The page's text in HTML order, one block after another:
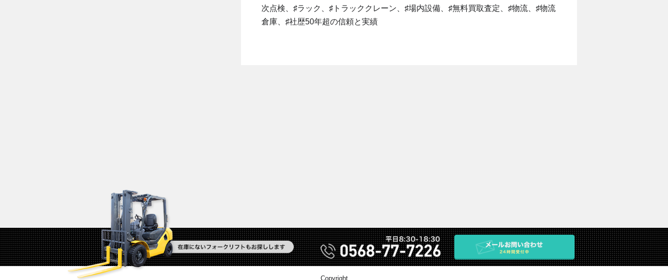
次点検、♯ラック、♯トラッククレーン、♯場内設備、♯無料買取査定、♯物流、♯物流
倉庫、♯社歴50年超の信頼と実績
Copyright